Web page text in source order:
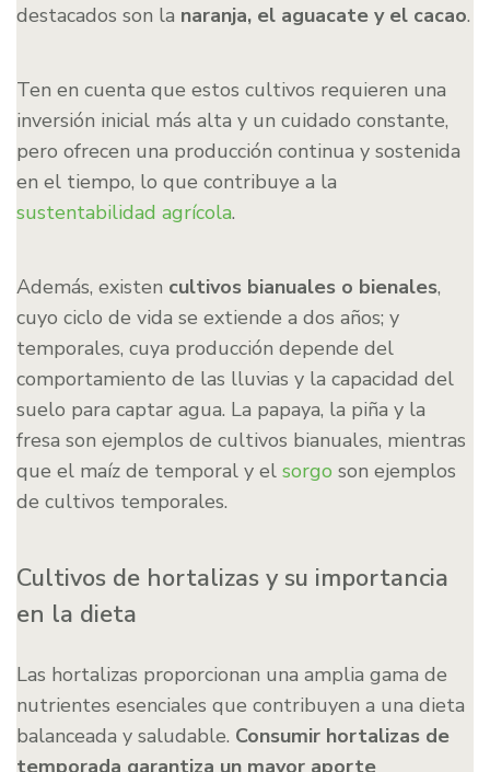
destacados son la naranja, el aguacate y el cacao.
Ten en cuenta que estos cultivos requieren una
inversión inicial más alta y un cuidado constante,
pero ofrecen una producción continua y sostenida
en el tiempo, lo que contribuye a la
sustentabilidad agrícola.
Además, existen cultivos bianuales o bienales,
cuyo ciclo de vida se extiende a dos años; y
temporales, cuya producción depende del
comportamiento de las lluvias y la capacidad del
suelo para captar agua. La papaya, la piña y la
fresa son ejemplos de cultivos bianuales, mientras
que el maíz de temporal y el sorgo son ejemplos
de cultivos temporales.
Cultivos de hortalizas y su importancia
en la dieta
Las hortalizas proporcionan una amplia gama de
nutrientes esenciales que contribuyen a una dieta
balanceada y saludable. Consumir hortalizas de
temporada garantiza un mayor aporte